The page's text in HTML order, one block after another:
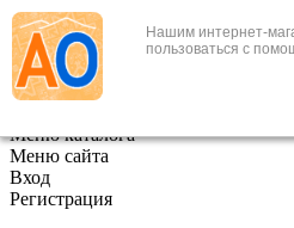
Нашим интернет-
пользоваться с
+7 (495) 646-888-1
В корзине 0
Меню каталога
Меню сайта
Вход
Регистрация